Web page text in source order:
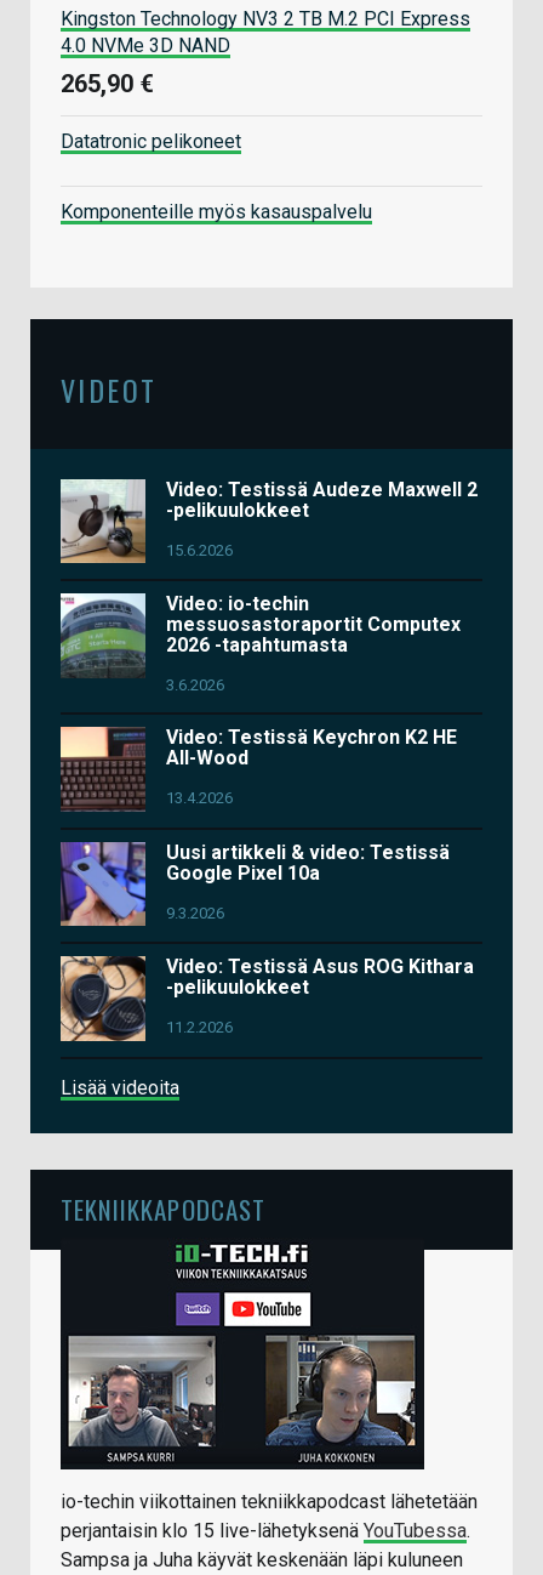
Kingston Technology NV3 2 TB M.2 PCI Express
4.0 NVMe 3D NAND
265,90 €
Datatronic pelikoneet
Komponenteille myös kasauspalvelu
VIDEOT
Video: Testissä Audeze Maxwell 2
-pelikuulokkeet
15.6.2026
Video: io-techin
messuosastoraportit Computex
2026 -tapahtumasta
3.6.2026
Video: Testissä Keychron K2 HE
All-Wood
13.4.2026
Uusi artikkeli & video: Testissä
Google Pixel 10a
9.3.2026
Video: Testissä Asus ROG Kithara
-pelikuulokkeet
11.2.2026
Lisää videoita
TEKNIIKKAPODCAST
io-techin viikottainen tekniikkapodcast lähetetään
perjantaisin klo 15 live-lähetyksenä YouTubessa.
Sampsa ja Juha käyvät keskenään läpi kuluneen